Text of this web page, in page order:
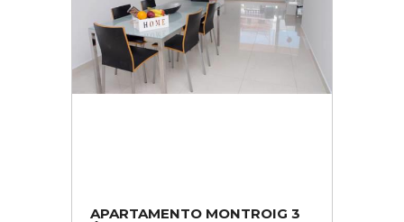
APARTAMENTO MONTROIG 3